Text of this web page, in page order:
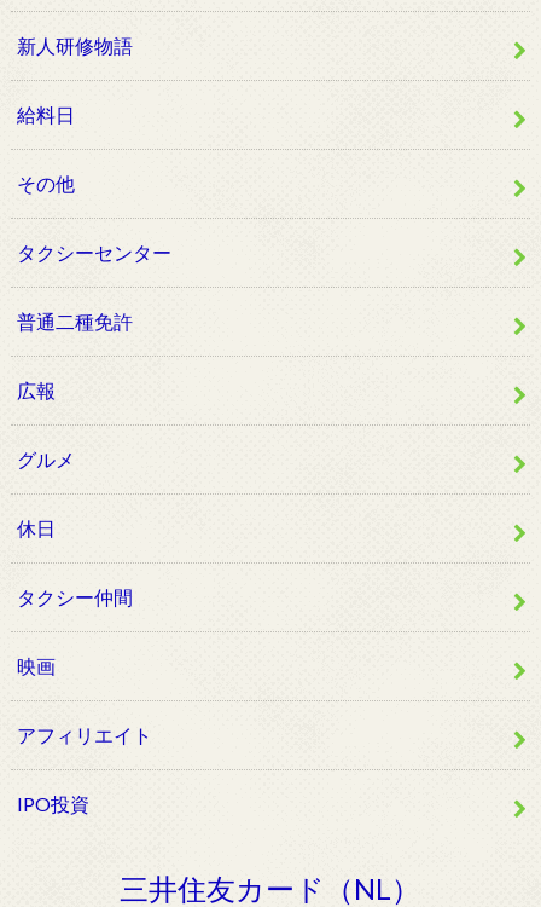
新人研修物語
給料日
その他
タクシーセンター
普通二種免許
広報
グルメ
休日
タクシー仲間
映画
アフィリエイト
IPO投資
三井住友カード（NL）